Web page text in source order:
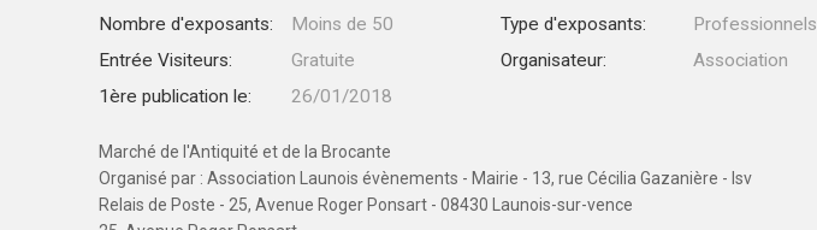
Nombre d'exposants:
Moins de 50 Type d'exposants:
Professionnels
Entrée Visiteurs:
Gratuite Organisateur:
Association
1ère publication le:
26/01/2018
Marché de l'Antiquité et de la Brocante
Organisé par : Association Launois évènements - Mairie - 13, rue Cécilia Gazanière - lsv
Relais de Poste - 25, Avenue Roger Ponsart - 08430 Launois-sur-vence